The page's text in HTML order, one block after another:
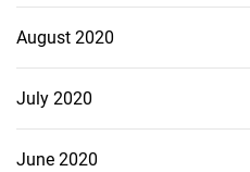
August 2020
July 2020
June 2020